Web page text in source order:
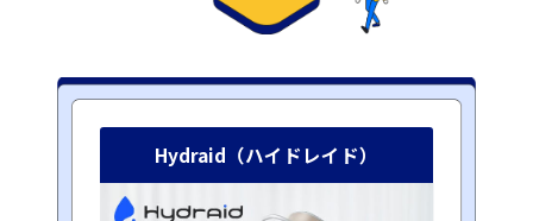
Hydraid（ハイドレイド）​